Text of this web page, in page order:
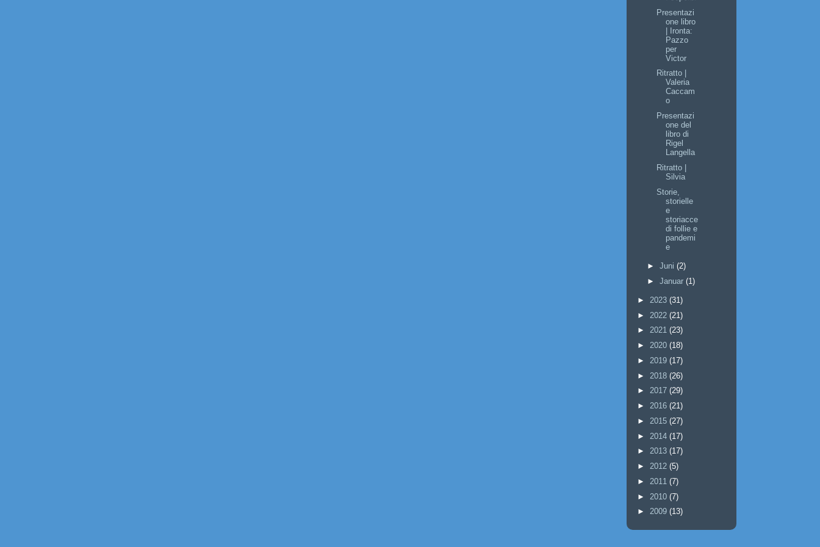
Presentazi
one libro
| Ironta:
Pazzo
per
Victor
Ritratto |
Valeria
Caccam
o
Presentazi
one del
libro di
Rigel
Langella
Ritratto |
Silvia
Storie,
storielle
e
storiacce
di follie e
pandemi
e
► Juni (2)
► Januar (1)
► 2023 (31)
► 2022 (21)
► 2021 (23)
► 2020 (18)
► 2019 (17)
► 2018 (26)
► 2017 (29)
► 2016 (21)
► 2015 (27)
► 2014 (17)
► 2013 (17)
► 2012 (5)
► 2011 (7)
► 2010 (7)
► 2009 (13)